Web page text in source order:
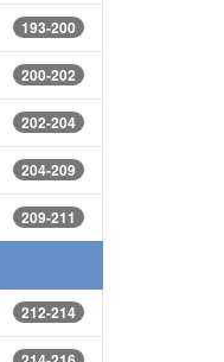
193-200
200-202
202-204
204-209
209-211
212-214